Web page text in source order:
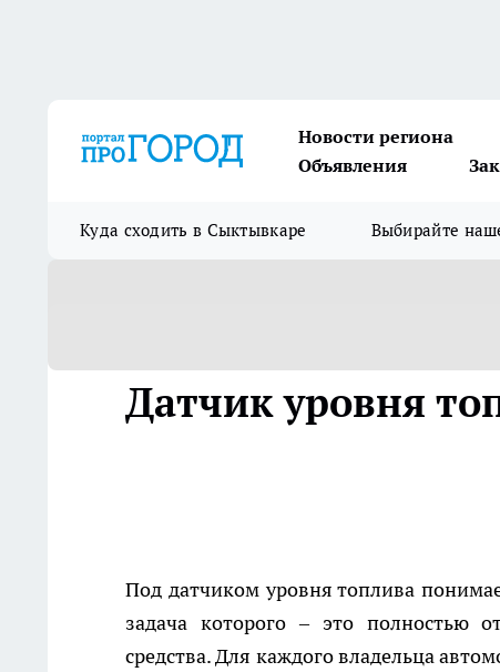
Новости региона
Объявления
Куда сходить в Сыктывкаре Выбирайте
Датчик уровня
Под датчиком уровня топлива
задача которого – это полностью
средства. Для каждого владельца